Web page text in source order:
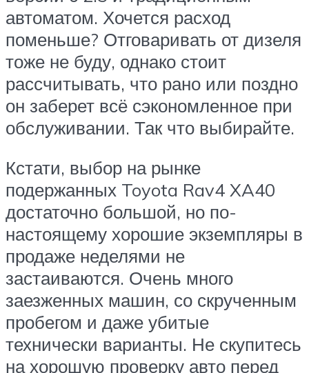
автоматом. Хочется расход
поменьше? Отговаривать от дизеля
тоже не буду, однако стоит
рассчитывать, что рано или поздно
он заберет всё сэкономленное при
обслуживании. Так что выбирайте.
Кстати, выбор на рынке
подержанных Toyota Rav4 XA40
достаточно большой, но по-
настоящему хорошие экземпляры в
продаже неделями не
застаиваются. Очень много
заезженных машин, со скрученным
пробегом и даже убитые
технически варианты. Не скупитесь
на хорошую проверку авто перед